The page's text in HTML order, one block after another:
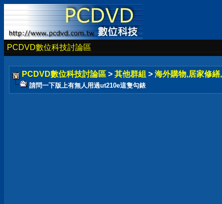
PCDVD數位科技討論區
PCDVD數位科技討論區 > 其他群組 > 海外購物,居家修
請問一下版上有無人用過ut210e這隻勾錶